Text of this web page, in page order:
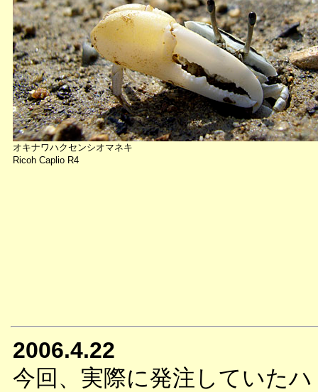
オキナワハクセンシオマネキ
Ricoh Caplio R4
2006.4.22
今回、実際に発注していたハ